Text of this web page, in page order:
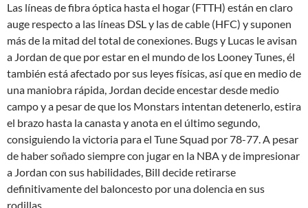
Las líneas de fibra óptica hasta el hogar (FTTH) están en claro
auge respecto a las líneas DSL y las de cable (HFC) y suponen
más de la mitad del total de conexiones. Bugs y Lucas le avisan
a Jordan de que por estar en el mundo de los Looney Tunes, él
también está afectado por sus leyes físicas, así que en medio de
una maniobra rápida, Jordan decide encestar desde medio
campo y a pesar de que los Monstars intentan detenerlo, estira
el brazo hasta la canasta y anota en el último segundo,
consiguiendo la victoria para el Tune Squad por 78-77. A pesar
de haber soñado siempre con jugar en la NBA y de impresionar
a Jordan con sus habilidades, Bill decide retirarse
definitivamente del baloncesto por una dolencia en sus
rodillas.